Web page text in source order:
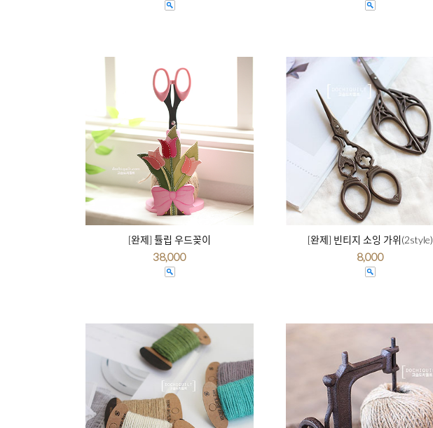
[완제] 튤립 우드꽂이
38,000
[완제] 빈티지 소잉 가위(2style)
8,000